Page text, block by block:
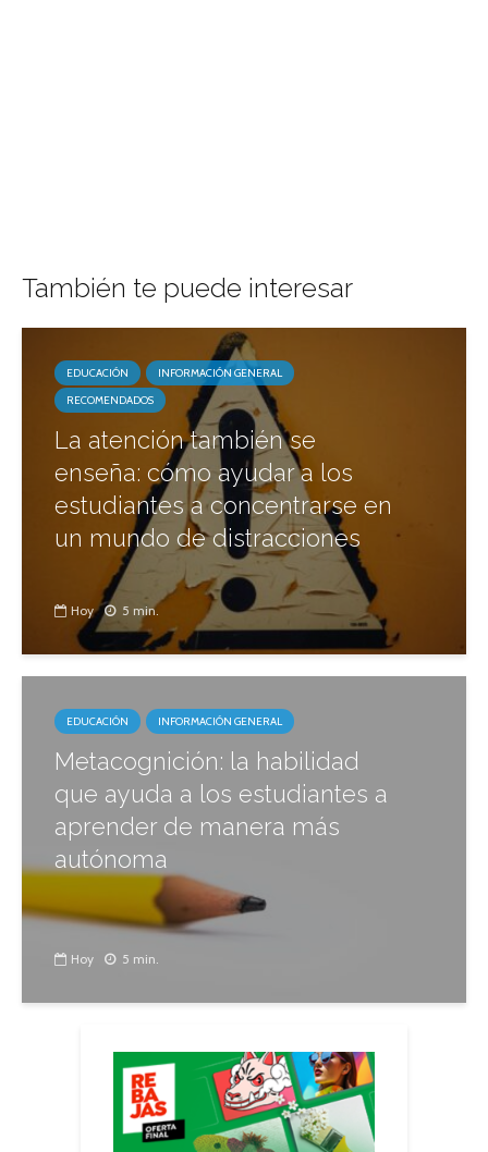
También te puede interesar
EDUCACIÓN
INFORMACIÓN GENERAL
RECOMENDADOS
La atención también se
enseña: cómo ayudar a los
estudiantes a concentrarse en
un mundo de distracciones
Hoy 5 min.
EDUCACIÓN INFORMACIÓN GENERAL
Metacognición: la habilidad
que ayuda a los estudiantes a
aprender de manera más
autónoma
Hoy 5 min.